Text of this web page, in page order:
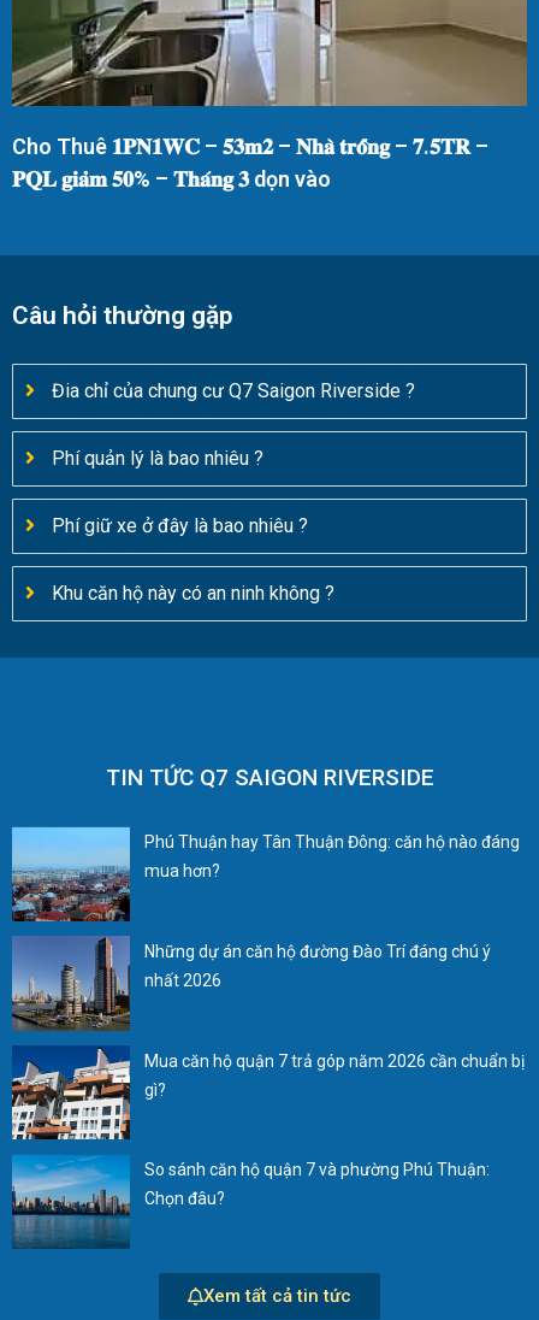
Cho Thuê 𝟏𝐏𝐍𝟏𝐖𝐂 – 𝟓𝟑𝐦𝟐 – 𝐍𝐡𝐚̀ 𝐭𝐫𝐨̂́𝐧𝐠 – 𝟕.𝟓𝐓𝐑 –
𝐏𝐐𝐋 𝐠𝐢𝐚̉𝐦 𝟓𝟎% – 𝐓𝐡𝐚́𝐧𝐠 𝟑 dọn vào
Câu hỏi thường gặp
Đia chỉ của chung cư Q7 Saigon Riverside ?
Phí quản lý là bao nhiêu ?
Phí giữ xe ở đây là bao nhiêu ?
Khu căn hộ này có an ninh không ?
TIN TỨC Q7 SAIGON RIVERSIDE
Phú Thuận hay Tân Thuận Đông: căn hộ nào đáng
mua hơn?
Những dự án căn hộ đường Đào Trí đáng chú ý
nhất 2026
Mua căn hộ quận 7 trả góp năm 2026 cần chuẩn bị
gì?
So sánh căn hộ quận 7 và phường Phú Thuận:
Chọn đâu?
Xem tất cả tin tức